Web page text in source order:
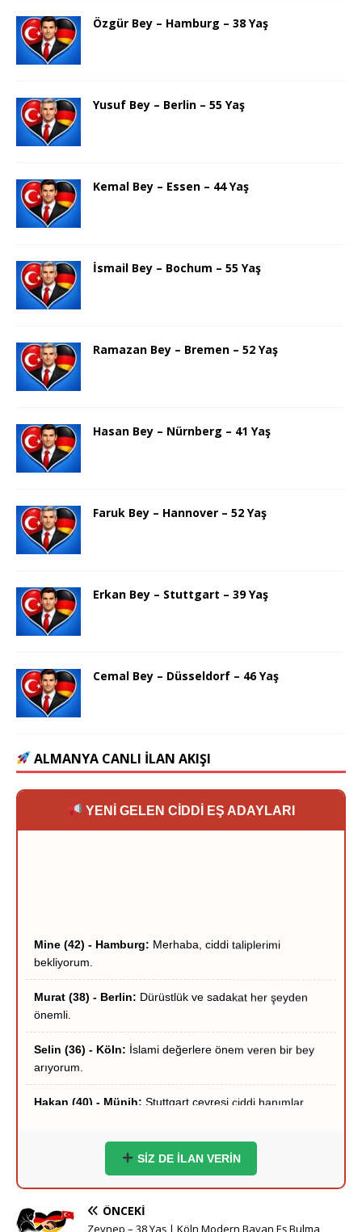
Özgür Bey – Hamburg – 38 Yaş
Yusuf Bey – Berlin – 55 Yaş
Kemal Bey – Essen – 44 Yaş
İsmail Bey – Bochum – 55 Yaş
Ramazan Bey – Bremen – 52 Yaş
Hasan Bey – Nürnberg – 41 Yaş
Faruk Bey – Hannover – 52 Yaş
Erkan Bey – Stuttgart – 39 Yaş
Cemal Bey – Düsseldorf – 46 Yaş
ALMANYA CANLI İLAN AKIŞI
YENİ GELEN CİDDİ EŞ ADAYLARI
Murat (38) - Berlin:
Dürüstlük ve sadakat her şeyden
önemli.
Selin (36) - Köln:
İslami değerlere önem veren bir bey
Hakan (40) - Münih:
Stuttgart çevresi ciddi hanımlar
yazsın.
Ömer (37) - Dortmund: Hayırlı bir yuva kurmak
Esra (35) - Essen:Sigara içmeyen adaylar önceliğimdir.
SİZ DE İLAN VERİN
ÖNCEKI
Zeynep – 38 Yaş | Köln Modern Bayan Eş Bulma